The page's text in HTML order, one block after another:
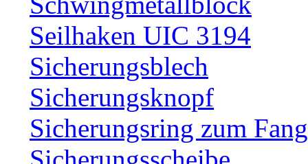
Seilhaken UIC 3194
Sicherungsblech
Sicherungsknopf
Sicherungsring zum